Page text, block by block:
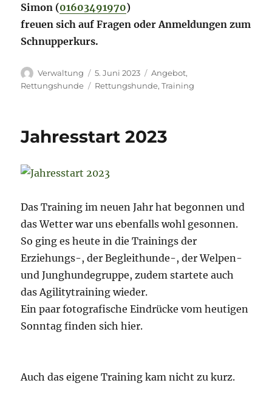
Simon (01603491970)
freuen sich auf Fragen oder Anmeldungen zum
Schnupperkurs.
Autor
Verwaltung
Veröffentlicht
am
5. Juni 2023 Kategorien
Angebot,
Rettungshunde
Schlagwörter
Rettungshunde,Training
Jahresstart 2023
Das Training im neuen Jahr hat begonnen und
das Wetter war uns ebenfalls wohl gesonnen.
So ging es heute in die Trainings der
Erziehungs-, der Begleithunde-, der Welpen-
und Junghundegruppe, zudem startete auch
das Agilitytraining wieder.
Ein paar fotografische Eindrücke vom heutigen
Sonntag finden sich hier.
Auch das eigene Training kam nicht zu kurz.